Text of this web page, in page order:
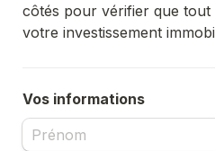
côtés pour vérifier que tout
votre investissement
Vos informations